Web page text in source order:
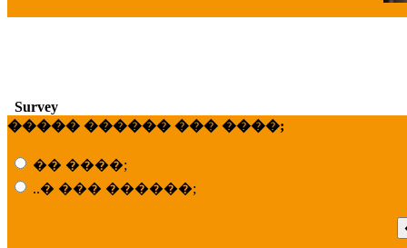
Survey
����� ������ ��� ����;
�� ����;
..� ��� ������;